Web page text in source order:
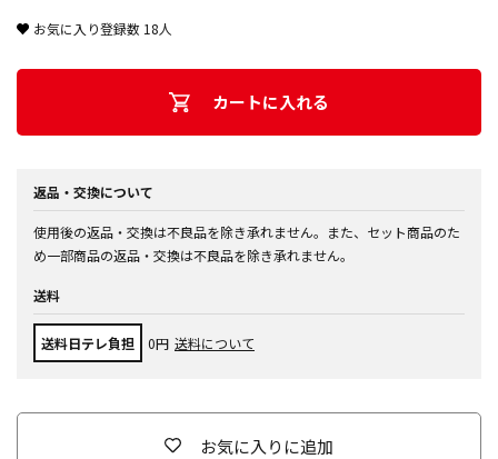
お気に入り登録数 18人
カートに入れる
返品・交換について
使用後の返品・交換は不良品を除き承れません。また、セット商品のた
め一部商品の返品・交換は不良品を除き承れません。
送料
送料日テレ負担 0円 送料について
お気に入りに追加